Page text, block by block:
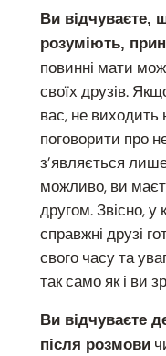
Ви відчуваєте,
розуміють,
повинні мати
своїх друзів.
вас, не виходить
поговорити про
з’являється
можливо, ви
другом. Звісно, у
справжні друзі
свого часу та
так само як і ви
Ви відчуваєте
після розмови